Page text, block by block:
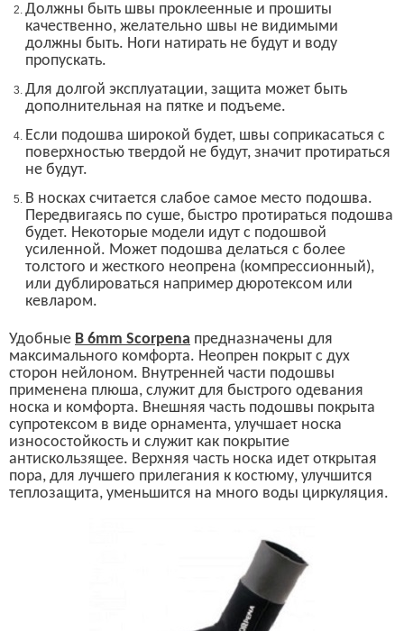
Должны быть швы проклеенные и прошиты
качественно, желательно швы не видимыми
должны быть. Ноги натирать не будут и воду
пропускать.
Для долгой эксплуатации, защита может быть
дополнительная на пятке и подъеме.
Если подошва широкой будет, швы соприкасаться с
поверхностью твердой не будут, значит протираться
не будут.
В носках считается слабое самое место подошва.
Передвигаясь по суше, быстро протираться подошва
будет. Некоторые модели идут с подошвой
усиленной. Может подошва делаться с более
толстого и жесткого неопрена (компрессионный),
или дублироваться например дюротексом или
кевларом.
Удобные B 6mm Scorpena предназначены для
максимального комфорта. Неопрен покрыт с дух
сторон нейлоном. Внутренней части подошвы
применена плюша, служит для быстрого одевания
носка и комфорта. Внешняя часть подошвы покрыта
супротексом в виде орнамента, улучшает носка
износостойкость и служит как покрытие
антискользящее. Верхняя часть носка идет открытая
пора, для лучшего прилегания к костюму, улучшится
теплозащита, уменьшится на много воды циркуляция.